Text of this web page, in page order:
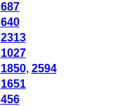
687
640
2313
1027
1850, 2594
1651
456